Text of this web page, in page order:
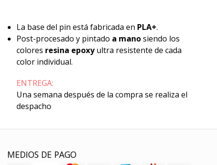
La base del pin está fabricada en PLA+.
Post-procesado y pintado a manosiendo los
colores resina epoxyultra resistente de cada
color individual.
ENTREGA:
Una semana después de la compra se realiza el
despacho
MEDIOS DE PAGO